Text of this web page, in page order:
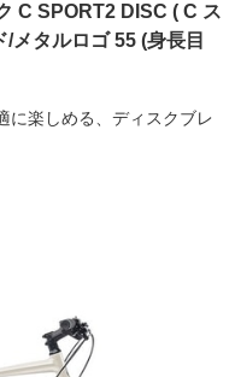
C SPORT2 DISC ( C ス
メタルロゴ 55 (身長目
に楽しめる、ディスクブレ